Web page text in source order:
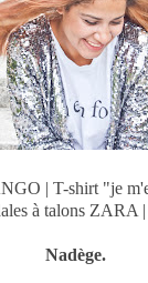
| T-shirt "je
à talons ZARA
Nadège.